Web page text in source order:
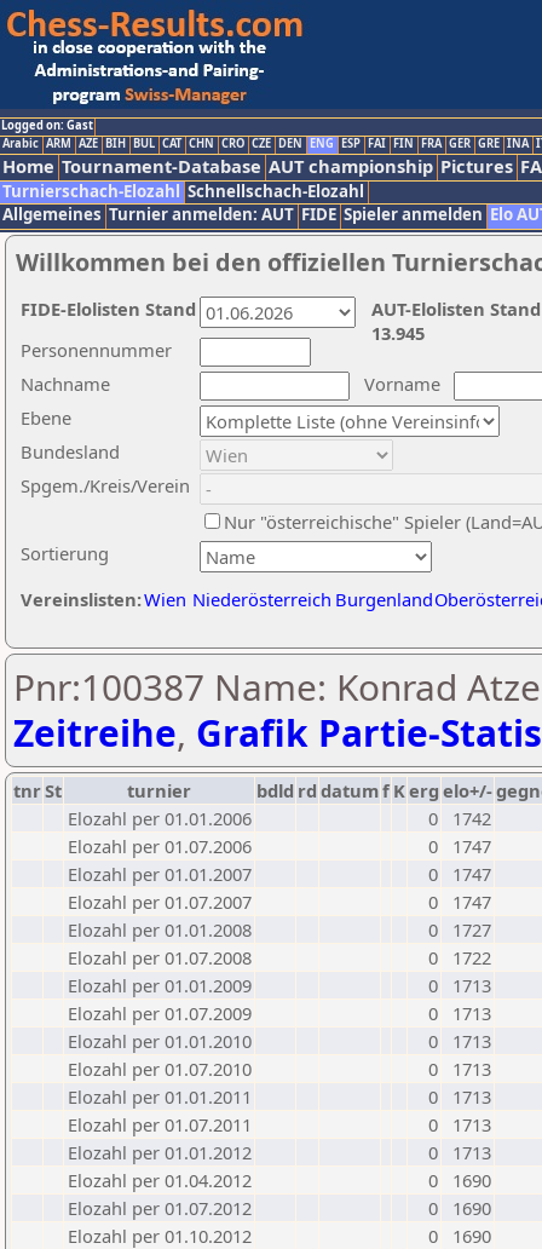
Logged on: Gast
Arabic ARM AZE BIH BUL CAT CHN CRO CZE DEN ENG ESP FAI FIN FRA GER GRE INA
Home Tournament-Database AUT championship Pictures
Turnierschach-Elozahl Schnellschach-Elozahl
Allgemeines Turnier anmelden: AUT FIDE Spieler anmelden Elo
Willkommen bei den offiziellen
Nachname
Vorname
Ebene
Sortierung
Personennummer
Bundesland
Spgem./Kreis/Verein
Nur "österreichische" Spieler
Vereinslisten:Wien Niederösterreich Burgenland
AUT-Elolisten
13.945
FIDE-Elolisten Stand
Pnr:100387 Name: Konrad
Zeitreihe, Grafik Partie-
tnrSt turnier bdld rd datumf Kerg elo+/-
Elozahl per 01.01.2006
0
1742
Elozahl per 01.07.2006
0
1747
Elozahl per 01.01.2007
0
1747
Elozahl per 01.07.2007
0
1747
Elozahl per 01.01.2008
0
1727
Elozahl per 01.07.2008
0
1722
Elozahl per 01.01.2009
0
1713
Elozahl per 01.07.2009
0
1713
Elozahl per 01.01.2010
0
1713
Elozahl per 01.07.2010
0
1713
Elozahl per 01.01.2011
0
1713
Elozahl per 01.07.2011
0
1713
Elozahl per 01.01.2012
0
1713
Elozahl per 01.04.2012
0
1690
Elozahl per 01.07.2012
0
1690
Elozahl per 01.10.2012
0
1690